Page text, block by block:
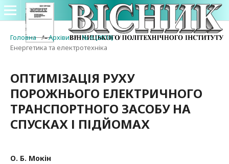
Головна / Архіви / № 6 (2010) /
Енергетика та електротехніка
ОПТИМІЗАЦІЯ РУХУ
ПОРОЖНЬОГО ЕЛЕКТРИЧНОГО
ТРАНСПОРТНОГО ЗАСОБУ НА
СПУСКАХ І ПІДЙОМАХ
О. Б. Мокін